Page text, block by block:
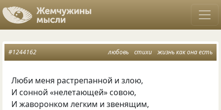
любовь стихи жизнь как она есть
#1244162
Люби меня растрепанной и злою,
И сонной «нелетающей» совою,
И жаворонком легким и звенящим,